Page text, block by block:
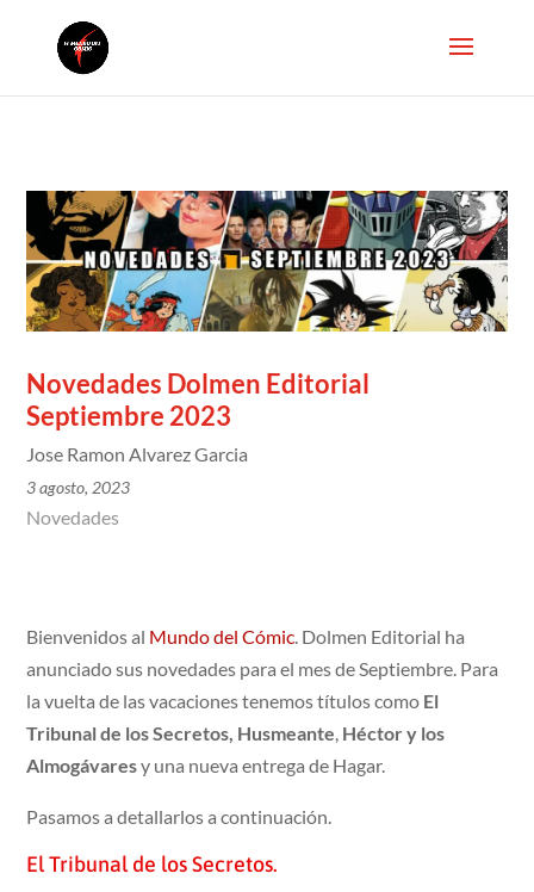
Novedades Dolmen Editorial
Septiembre 2023
Jose Ramon Alvarez Garcia
3 agosto, 2023
Novedades
Bienvenidos al Mundo del Cómic. Dolmen Editorial ha
anunciado sus novedades para el mes de Septiembre. Para
la vuelta de las vacaciones tenemos títulos como El
Tribunal de los Secretos, Husmeante, Héctor y los
Almogávaresy una nueva entrega de Hagar.
Pasamos a detallarlos a continuación.
El Tribunal de los Secretos.